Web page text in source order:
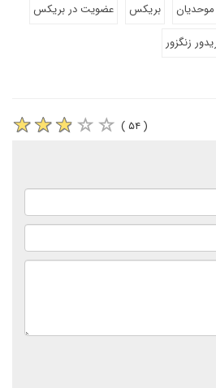
بریکس
عضویت در بریکس
زنگزور
( ۵۴ )